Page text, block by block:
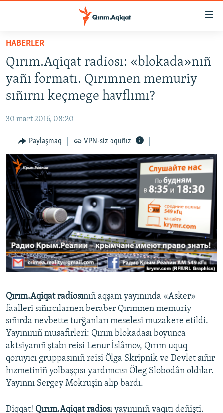
Esas
qaytmaq
Baş
navigatsiyağa
qaytmaq
Qıdıruvğa
SİYASET
İQTİSADİYAT
MEDENİYET
İNSAN AQLARI
VİDEO
SÜRET
BLOGLAR
FİKİR
Русский
Українською
RFE/RS bütün saytları
HABERLER
Qırım.Aqiqat radiosı: «blokada»nıñ
yañı formatı. Qırımnen memuriy
sıñırnı keçmege havflımı?
30 mart 2016, 08:20
Paylaşmaq VPN-siz oquñız
Qırım.Aqiqat radiosınıñ aqşam yayınında «Asker»
faalleri sıñırcılarnen beraber Qırımnen memuriy
sıñırda nevbette turğanları meselesi muzakere etildi.
Yayınınıñ musafirleri: Qırım blokadası boyunca
aktsiyanıñ ştabı reisi Lenur İslâmov, Qırım uquq
qoruyıcı gruppasınıñ reisi Ölga Skripnik ve Devlet sıñır
hızmetiniñ yolbaşçısı yardımcısı Öleg Slobodân oldılar.
Yayınnı Sergey Mokruşin alıp bardı.
Diqqat! Qırım.Aqiqat radiosı yayınınıñ vaqıtı deñişti.